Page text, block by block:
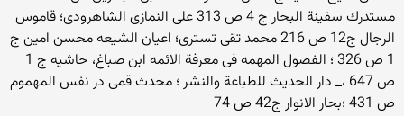
مستدرك سفینة البحار ج 4 ص 313 علی النمازی الشاهرودی؛ قاموس
الرجال ج12 ص 216 محمد تقی تستری؛ اعیان الشیعه محسن امین ج
1 ص 326 ؛ الفصول المهمه فی معرفة الائمه ابن صباغ، حاشیه ج 1
ص 647 ،_ دار الحدیث للطباعة والنشر ؛ محدث قمی در نفس المهموم
ص 431 ؛بحار الانوار ج42 ص 74